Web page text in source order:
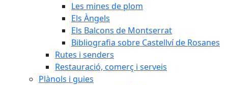
Les mines de plom
Els Àngels
Els Balcons de Montserrat
Bibliografia sobre Castellví de Rosanes
Rutes i senders
Restauració, comerç i serveis
Plànols i guies